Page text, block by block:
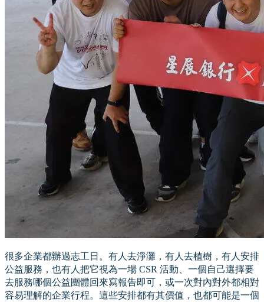
很多企業都辦過志工日。有人去淨灘，有人去植樹，有人安排
公益服務，也有人把它視為一場 CSR 活動、一個自己選擇要
去服務哪個公益團體回來寫報告即可，或一次對內對外都相對
容易理解的企業行程。這些安排都有其價值，也都可能是一個